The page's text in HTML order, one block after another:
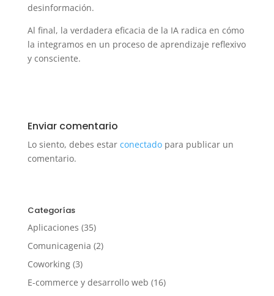
desinformación.
Al final, la verdadera eficacia de la IA radica en cómo
la integramos en un proceso de aprendizaje reflexivo
y consciente.
Enviar comentario
Lo siento, debes estar conectadopara publicar un
comentario.
Categorías
Aplicaciones (35)
Comunicagenia (2)
Coworking(3)
E-commerce y desarrollo web (16)